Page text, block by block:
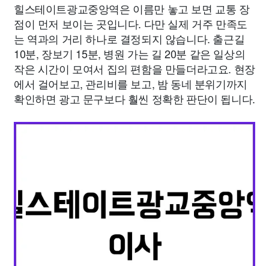
힐스테이트광교중앙역은 이름만 놓고 보면 교통 장
점이 먼저 보이는 곳입니다. 다만 실제 거주 만족도
는 역과의 거리 하나로 결정되지 않습니다. 출근길
10분, 장보기 15분, 병원 가는 길 20분 같은 일상의
작은 시간이 모여서 집의 편함을 만들더라고요. 현장
에서 걸어보고, 관리비를 보고, 밤 동네 분위기까지
확인하면 광고 문구보다 훨씬 정확한 판단이 됩니다.